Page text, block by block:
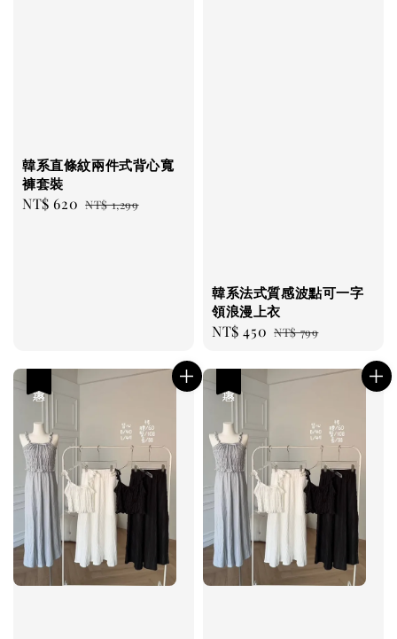
韓系直條紋兩件式背心寬
褲套裝
Sale
NT$ 620 Regular
NT$ 1,299
韓系法式質感波點可一字
領浪漫上衣
Sale
NT$ 450 Regular
NT$ 799